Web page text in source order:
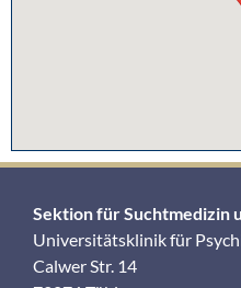
Sektion für Suchtmedizin
Universitätsklinik für
Calwer Str. 14